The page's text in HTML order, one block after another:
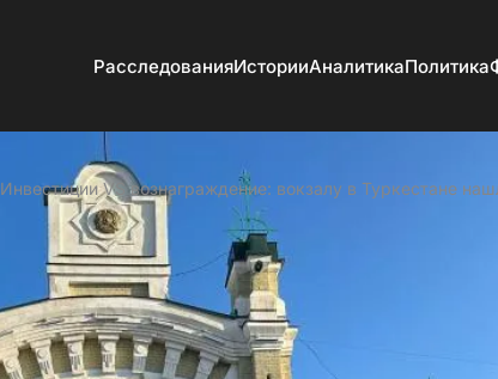
РасследованияИсторииАналитикаПолитика
Инвестиции VS вознаграждение: вокзалу в Туркестане